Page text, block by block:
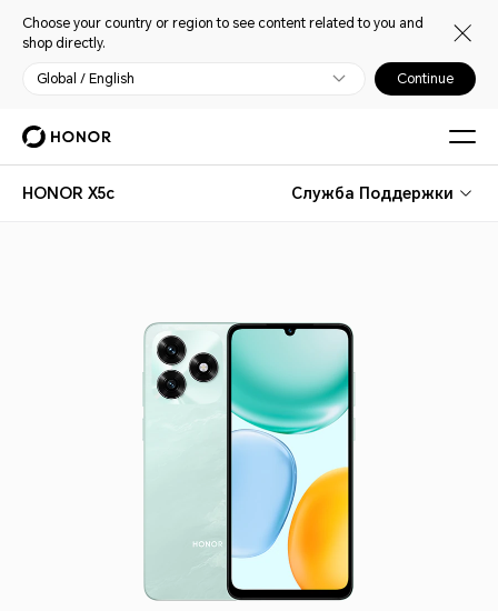
Choose your country or region to see content related to you and
shop directly.
Global / English Continue
HONOR X5c Служба Поддержки